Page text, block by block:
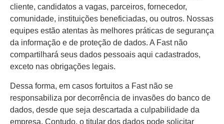
cliente, candidatos a vagas, parceiros, fornecedor,
comunidade, instituições beneficiadas, ou outros. Nossas
equipes estão atentas às melhores práticas de segurança
da informação e de proteção de dados. A Fast não
compartilhará seus dados pessoais aqui cadastrados,
exceto nas obrigações legais.
Dessa forma, em casos fortuitos a Fast não se
responsabiliza por decorrência de invasões do banco de
dados, desde que seja descartada a culpabilidade da
empresa. Contudo, o titular dos dados pode solicitar